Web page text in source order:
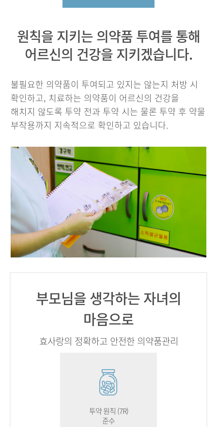
원칙을 지키는 의약품 투여를 통해
어르신의 건강을 지키겠습니다.
불필요한 의약품이 투여되고 있지는 않는지 처방 시
확인하고, 치료하는 의약품이 어르신의 건강을
해치지 않도록 투약 전과 투약 시는 물론 투약 후 약물
부작용까지 지속적으로 확인하고 있습니다.
부모님을 생각하는 자녀의
마음으로
효사랑의 정확하고 안전한 의약품관리
투약 원칙 (7R)
준수